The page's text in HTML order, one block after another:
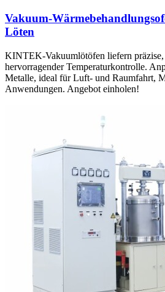
Vakuum-
Löten
KINTEK-Vakuumlötöfen liefern präzise,
hervorragender Temperaturkontrolle.
Metalle, ideal für Luft- und Raumfahrt,
Anwendungen. Angebot einholen!